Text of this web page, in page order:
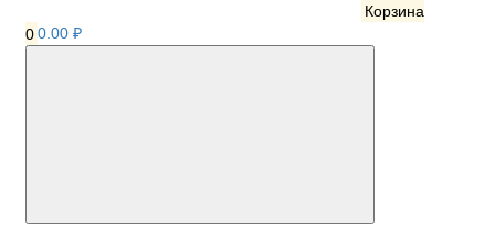
Корзина
00.00 ₽